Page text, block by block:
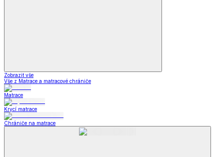
Zobrazit vše
Vše z Matrace a matracové chrániče
Matrace
Krycí matrace
Chrániče na matrace